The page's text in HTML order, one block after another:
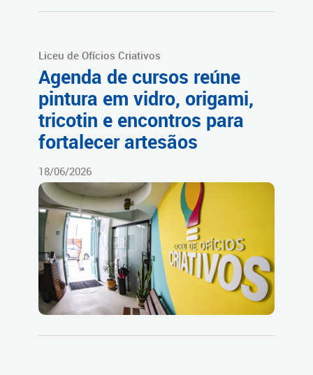
Liceu de Ofícios Criativos
Agenda de cursos reúne
pintura em vidro, origami,
tricotin e encontros para
fortalecer artesãos
18/06/2026